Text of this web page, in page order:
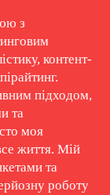
з
контент-
підходом,
та
моя
життя. Мій
та
роботу